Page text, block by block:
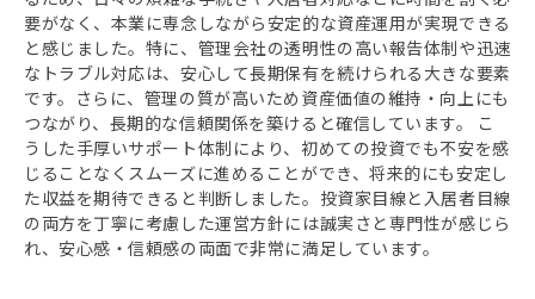
要がなく、本業に専念しながら安定的な資産運用が実現できる
と感じました。特に、管理会社の透明性の高い報告体制や迅速
なトラブル対応は、安心して長期保有を続けられる大きな要素
です。さらに、管理の質が高いため資産価値の維持・向上にも
つながり、長期的な信頼関係を築けると確信しています。 こ
うした手厚いサポート体制により、初めての投資でも不安を感
じることなくスムーズに進めることができ、将来的にも安定し
た収益を期待できると判断しました。投資家目線と入居者目線
の両方を丁寧に考慮した運営方針には誠実さと専門性が感じら
れ、安心感・信頼感の両面で非常に満足しています。